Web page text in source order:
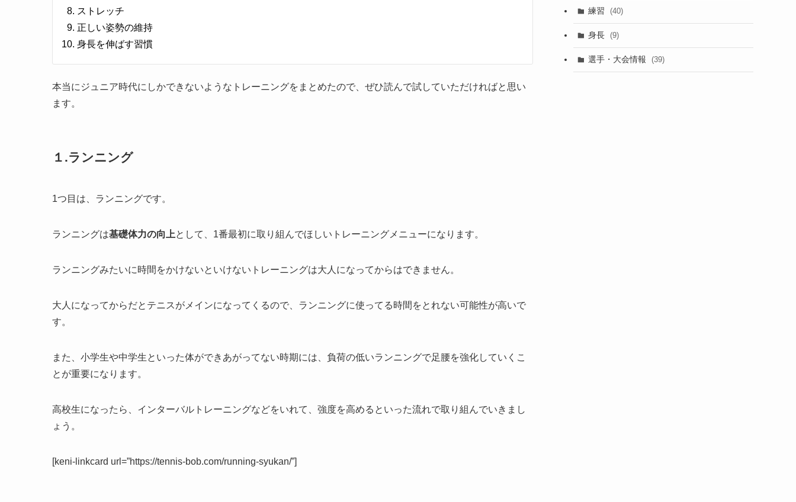
ストレッチ
正しい姿勢の維持
身長を伸ばす習慣
本当にジュニア時代にしかできないようなトレーニングをまとめたので、ぜひ読んで試していただければと思い
ます。
１.ランニング
1つ目は、ランニングです。
ランニングは基礎体力の向上として、1番最初に取り組んでほしいトレーニングメニューになります。
ランニングみたいに時間をかけないといけないトレーニングは大人になってからはできません。
大人になってからだとテニスがメインになってくるので、ランニングに使ってる時間をとれない可能性が高いで
す。
また、小学生や中学生といった体ができあがってない時期には、負荷の低いランニングで足腰を強化していくこ
とが重要になります。
高校生になったら、インターバルトレーニングなどをいれて、強度を高めるといった流れで取り組んでいきまし
ょう。
[keni-linkcard url=”https://tennis-bob.com/running-syukan/”]
練習 (40)
身長 (9)
選手・大会情報 (39)